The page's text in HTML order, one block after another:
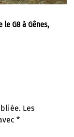
G8 à Gênes,
Les
*